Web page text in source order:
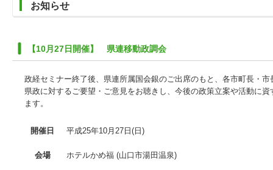
お知らせ
【10月27日開催】 県連移動政調会
政経セミナー終了後、県連所属国会銀のご出席のもと、各市町長・
県政に対するご要望・ご意見をお聴きし、今後の政策立案や活動に
ます。
開催日 平成25年10月27日(日)
会場 ホテルかめ福 (山口市湯田温泉)